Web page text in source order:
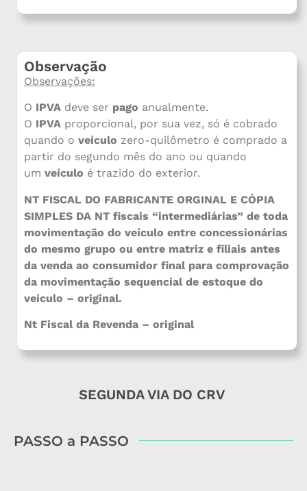
Observação
Observações:
O IPVA deve ser pago anualmente.
O IPVA proporcional, por sua vez, só é cobrado
quando o veículo zero-quilômetro é comprado a
partir do segundo mês do ano ou quando
um veículo é trazido do exterior.
NT FISCAL DO FABRICANTE ORGINAL E CÓPIA
SIMPLES DA NT fiscais “intermediárias” de toda
movimentação do veículo entre concessionárias
do mesmo grupo ou entre matriz e filiais antes
da venda ao consumidor final para comprovação
da movimentação sequencial de estoque do
veículo – original.
Nt Fiscal da Revenda – original
SEGUNDA VIA DO CRV
PASSO a PASSO